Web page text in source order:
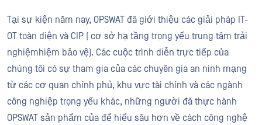
Tại sự kiện năm nay, OPSWAT đã giới thiệu các giải pháp IT-
OT toàn diện và CIP ( cơ sở hạ tầng trọng yếu trung tâm trải
nghiệmhiệm bảo vệ). Các cuộc trình diễn trực tiếp của
chúng tôi có sự tham gia của các chuyên gia an ninh mạng
từ các cơ quan chính phủ, khu vực tài chính và các ngành
công nghiệp trọng yếu khác, những người đã thực hành
OPSWAT sản phẩm của để hiểu sâu hơn về cách công nghệ